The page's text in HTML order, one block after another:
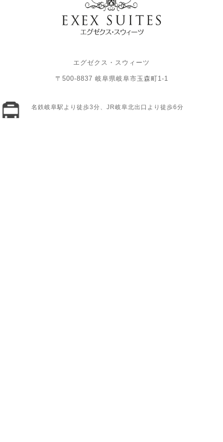
エグゼクス・スウィーツ
〒500-8837 岐阜県岐阜市玉森町1-1
名鉄岐阜駅より徒歩3分、JR岐阜北出口より徒歩6分